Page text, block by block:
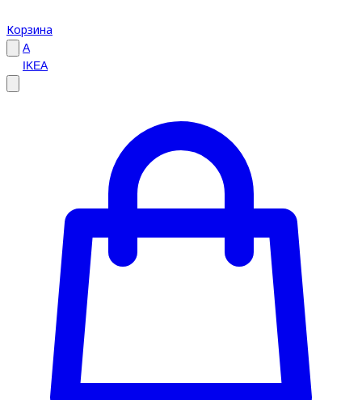
Корзина
A
IKEA